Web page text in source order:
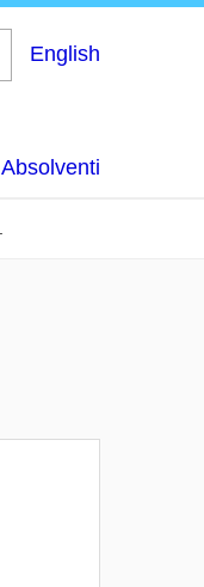
English
Absolventi